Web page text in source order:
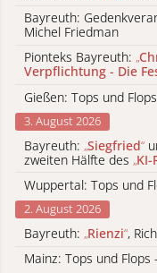
Bayreuth:
Michel Friedman
Pionteks Bayreuth: „
Verpflichtung - Die
Gießen: Tops und
3. August 2026
Bayreuth: „Siegfried“
zweiten Hälfte des „KI-
Wuppertal: Tops und
2. August 2026
Bayreuth: „Rienzi“,
Mainz: Tops und Flops